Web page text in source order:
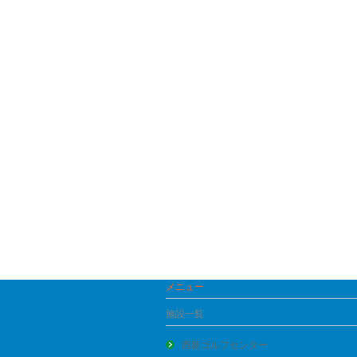
メニュー
施設一覧
西新ゴルフセンター